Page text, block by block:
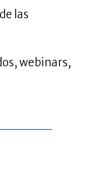
las
webinars,